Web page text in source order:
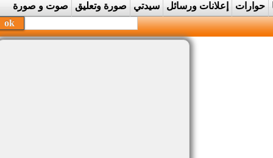
حوارات إعلانات ورسائل سيدتي صورة وتعليق صوت و صورة